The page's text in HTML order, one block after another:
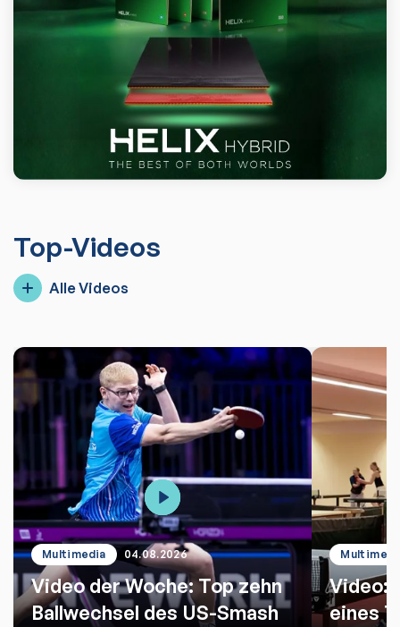
Top-Videos
Alle Videos
Multimedia 04.08.2026
Video der Woche: Top zehn
Ballwechsel des US-Smash
Video:
eines